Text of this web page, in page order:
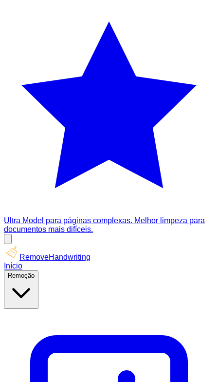
Ultra Model para páginas complexas. Melhor limpeza para
documentos mais difíceis.
RemoveHandwriting
Início
Remoção